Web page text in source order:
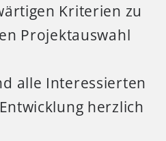
Kriterien zu
Projektauswahl
alle Interessierten
herzlich